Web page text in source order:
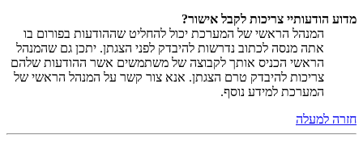
מדוע הודעותיי צריכות לקבל אישור?
המנהל הראשי של המערכת יכול להחליט שההודעות בפורום בו
אתה מנסה לכתוב נדרשות להיבדק לפני הצגתן. יתכן גם שהמנהל
הראשי הכניס אותך לקבוצה של משתמשים אשר ההודעות שלהם
צריכות להיבדק טרם הצגתן. אנא צור קשר על המנהל הראשי של
המערכת למידע נוסף.
חזרה למעלה